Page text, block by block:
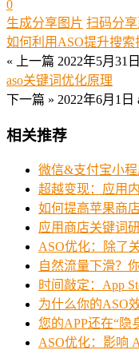
0
生成分享图片 扫码分
如何利用ASO提升搜
« 上一篇 2022年5月31
aso关键词优化原理
下一篇 » 2022年6月1日
相关推荐
微信&支付宝小
超越变现：应用
如何提高苹果商
应用商店关键词
ASO优化：除了
自然流量下滑？
时间敲定：App
为什么你的ASO
您的APP还在“隐
ASO优化：影响